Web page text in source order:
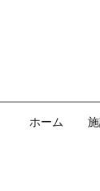
ホーム